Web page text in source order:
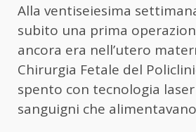
Alla ventiseiesima
subito una prima
ancora era nell’utero
Chirurgia Fetale del
spento con tecnologia
sanguigni che